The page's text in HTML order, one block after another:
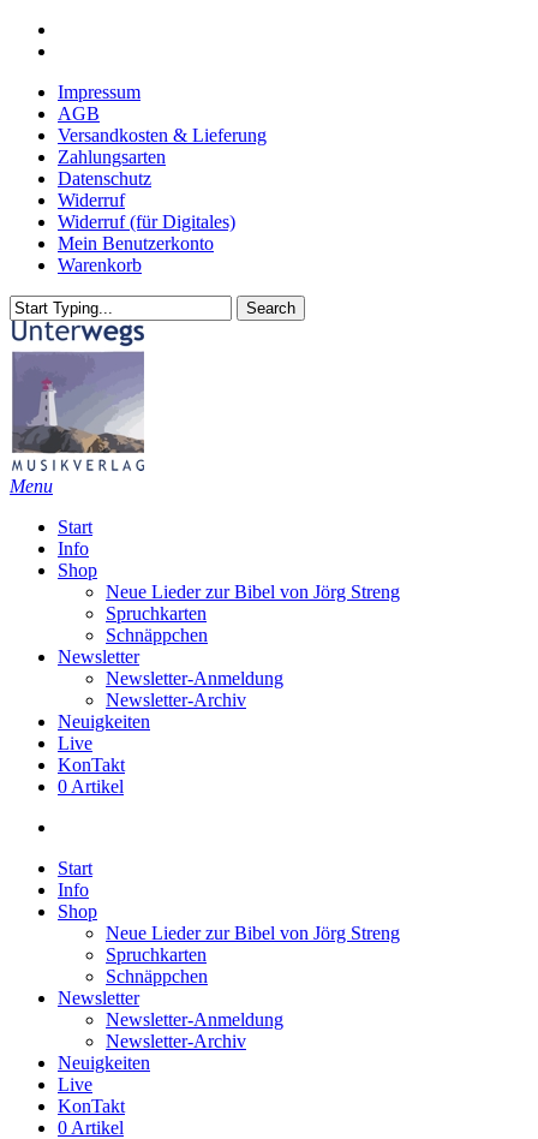
Skip
contentImpressum
AGB
Versandkosten & Lieferung
Zahlungsarten
Datenschutz
Widerruf
Widerruf (für Digitales)
Mein Benutzerkonto
Warenkorb
Search
Close
Search
search
Menu
Start
Info
Shop
Neue Lieder zur Bibel von Jörg Streng
Spruchkarten
Schnäppchen
Newsletter
Newsletter-Anmeldung
Newsletter-Archiv
Neuigkeiten
Live
KonTakt
0 Artikel
Start
Info
Shop
Neue Lieder zur Bibel von Jörg Streng
Spruchkarten
Schnäppchen
Newsletter
Newsletter-Anmeldung
Newsletter-Archiv
Neuigkeiten
Live
KonTakt
0 Artikel